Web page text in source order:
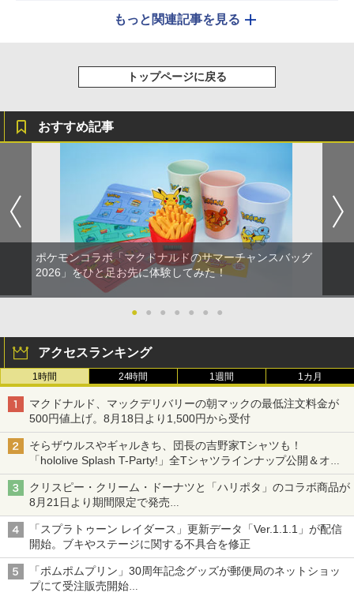
もっと関連記事を見る
トップページに戻る
おすすめ記事
ポケモンコラボ「マクドナルドのサマーチャンスバッグ
2026」をひと足お先に体験してみた！
● ● ● ● ● ● ●
アクセスランキング
1時間 24時間 1週間 1カ月
マクドナルド、マックデリバリーの朝マックの最低注文料金が
500円値上げ。8月18日より1,500円から受付
そらザウルスやギャルきち、団長の吉野家Tシャツも！
「hololive Splash T-Party!」全Tシャツラインナップ公開＆オン
ライン販売開始
クリスピー・クリーム・ドーナツと「ハリポタ」のコラボ商品が
8月21日より期間限定で発売
組分け帽子ドーナツなど見た目も楽しい商品が登場
「スプラトゥーン レイダース」更新データ「Ver.1.1.1」が配信
開始。ブキやステージに関する不具合を修正
「ポムポムプリン」30周年記念グッズが郵便局のネットショッ
プにて受注販売開始